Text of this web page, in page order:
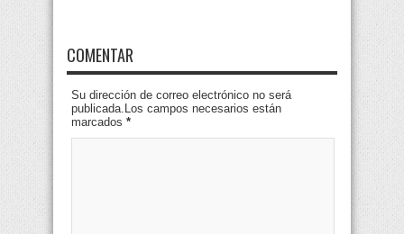
COMENTAR
Su dirección de correo electrónico no será
publicada.Los campos necesarios están
marcados *